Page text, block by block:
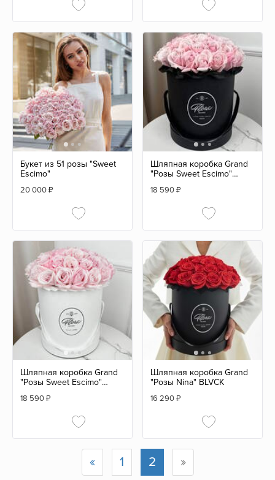
Букет из 51 розы "Sweet
Escimo"
20 000₽
Шляпная коробка Grand
"Розы Sweet Escimo"
18 590₽
Шляпная коробка Grand
"Розы Sweet Escimo"
18 590₽
Шляпная коробка Grand
"Розы Nina" BLVCK
16 290₽
« 1 2 »